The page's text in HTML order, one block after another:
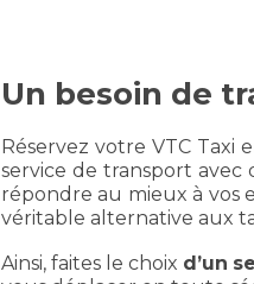
Un besoin de
Réservez votre VTC Taxi
service de transport avec
répondre au mieux à vos
véritable alternative aux
Ainsi, faites le choix d’un